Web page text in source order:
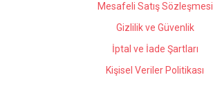
Mesafeli Satış Sözleşmesi
Gizlilik ve Güvenlik
İptal ve İade Şartları
Kişisel Veriler Politikası